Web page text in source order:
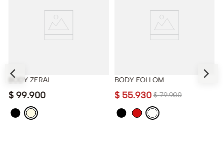
BODY ZERAL
$ 99.900
BODY FOLLOM
$ 79.900
$ 55.930